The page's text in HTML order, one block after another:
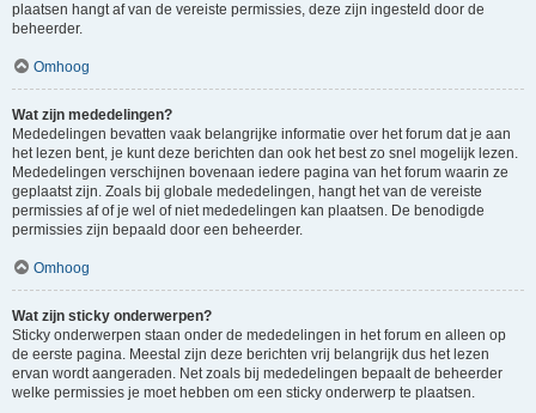
plaatsen hangt af van de vereiste permissies, deze zijn ingesteld door de
beheerder.
Omhoog
Wat zijn mededelingen?
Mededelingen bevatten vaak belangrijke informatie over het forum dat je aan
het lezen bent, je kunt deze berichten dan ook het best zo snel mogelijk lezen.
Mededelingen verschijnen bovenaan iedere pagina van het forum waarin ze
geplaatst zijn. Zoals bij globale mededelingen, hangt het van de vereiste
permissies af of je wel of niet mededelingen kan plaatsen. De benodigde
permissies zijn bepaald door een beheerder.
Omhoog
Wat zijn sticky onderwerpen?
Sticky onderwerpen staan onder de mededelingen in het forum en alleen op
de eerste pagina. Meestal zijn deze berichten vrij belangrijk dus het lezen
ervan wordt aangeraden. Net zoals bij mededelingen bepaalt de beheerder
welke permissies je moet hebben om een sticky onderwerp te plaatsen.